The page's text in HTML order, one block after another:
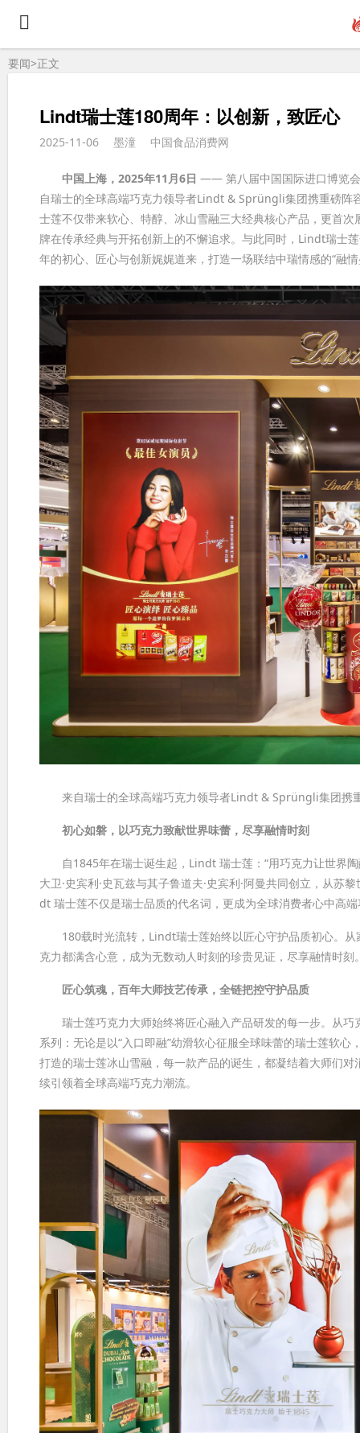
要闻>正文
Lindt瑞士莲180周年：以创新，致匠心
2025-11-06 墨潼 中国食品消费网
中国上海，2025年11月6日 —— 第八届中国国际进口博览会
自瑞士的全球高端巧克力领导者Lindt & Sprüngli集团携重磅阵
士莲不仅带来软心、特醇、冰山雪融三大经典核心产品，更首
牌在传承经典与开拓创新上的不懈追求。与此同时，Lindt瑞士
年的初心、匠心与创新娓娓道来，打造一场联结中瑞情感的“融
来自瑞士的全球高端巧克力领导者Lindt & Sprüngli集团携
初心如磐，以巧克力致献世界味蕾，尽享融情时刻
自1845年在瑞士诞生起，Lindt 瑞士莲：“用巧克力让世界陶
大卫·史宾利·史瓦兹与其子鲁道夫·史宾利·阿曼共同创立，从
dt 瑞士莲不仅是瑞士品质的代名词，更成为全球消费者心中高
180载时光流转，Lindt瑞士莲始终以匠心守护品质初心。从
克力都满含心意，成为无数动人时刻的珍贵见证，尽享融情时刻
匠心筑魂，百年大师技艺传承，全链把控守护品质
瑞士莲巧克力大师始终将匠心融入产品研发的每一步。从巧
系列：无论是以“入口即融”幼滑软心征服全球味蕾的瑞士莲软
打造的瑞士莲冰山雪融，每一款产品的诞生，都凝结着大师们
续引领着全球高端巧克力潮流。